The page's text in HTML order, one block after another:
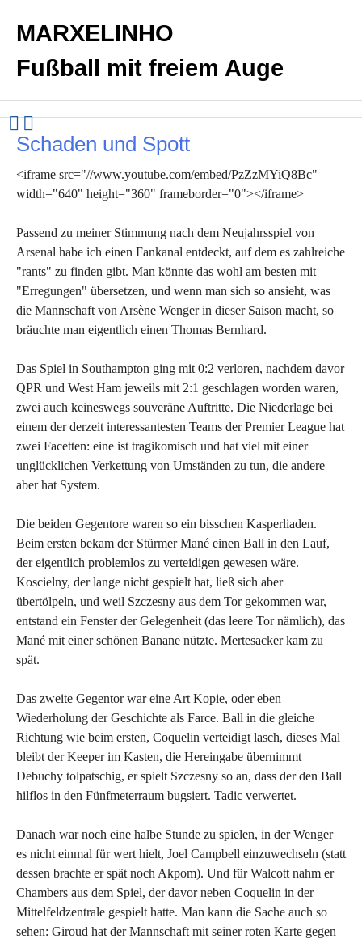
MARXELINHO
Fußball mit freiem Auge
Schaden und Spott
<iframe src="//www.youtube.com/embed/PzZzMYiQ8Bc"
width="640" height="360" frameborder="0"></iframe>
Passend zu meiner Stimmung nach dem Neujahrsspiel von
Arsenal habe ich einen Fankanal entdeckt, auf dem es zahlreiche
"rants" zu finden gibt. Man könnte das wohl am besten mit
"Erregungen" übersetzen, und wenn man sich so ansieht, was
die Mannschaft von Arsène Wenger in dieser Saison macht, so
bräuchte man eigentlich einen Thomas Bernhard.
Das Spiel in Southampton ging mit 0:2 verloren, nachdem davor
QPR und West Ham jeweils mit 2:1 geschlagen worden waren,
zwei auch keineswegs souveräne Auftritte. Die Niederlage bei
einem der derzeit interessantesten Teams der Premier League hat
zwei Facetten: eine ist tragikomisch und hat viel mit einer
unglücklichen Verkettung von Umständen zu tun, die andere
aber hat System.
Die beiden Gegentore waren so ein bisschen Kasperliaden.
Beim ersten bekam der Stürmer Mané einen Ball in den Lauf,
der eigentlich problemlos zu verteidigen gewesen wäre.
Koscielny, der lange nicht gespielt hat, ließ sich aber
übertölpeln, und weil Szczesny aus dem Tor gekommen war,
entstand ein Fenster der Gelegenheit (das leere Tor nämlich), das
Mané mit einer schönen Banane nützte. Mertesacker kam zu
spät.
Das zweite Gegentor war eine Art Kopie, oder eben
Wiederholung der Geschichte als Farce. Ball in die gleiche
Richtung wie beim ersten, Coquelin verteidigt lasch, dieses Mal
bleibt der Keeper im Kasten, die Hereingabe übernimmt
Debuchy tolpatschig, er spielt Szczesny so an, dass der den Ball
hilflos in den Fünfmeterraum bugsiert. Tadic verwertet.
Danach war noch eine halbe Stunde zu spielen, in der Wenger
es nicht einmal für wert hielt, Joel Campbell einzuwechseln (statt
dessen brachte er spät noch Akpom). Und für Walcott nahm er
Chambers aus dem Spiel, der davor neben Coquelin in der
Mittelfeldzentrale gespielt hatte. Man kann die Sache auch so
sehen: Giroud hat der Mannschaft mit seiner roten Karte gegen